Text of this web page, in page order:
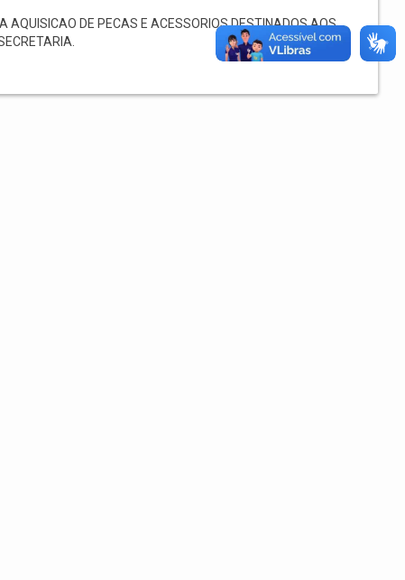
AQUISICAO DE PECAS E ACESSORIOS DESTINADOS AOS